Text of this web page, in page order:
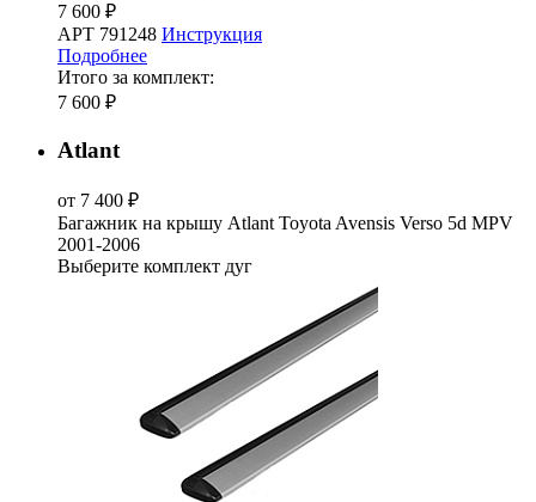
7 600 ₽
АРТ 791248 Инструкция
Подробнее
Итого за комплект:
7 600 ₽
Atlant
от 7 400 ₽
Багажник на крышу Atlant Toyota Avensis Verso 5d MPV
2001-2006
Выберите комплект дуг